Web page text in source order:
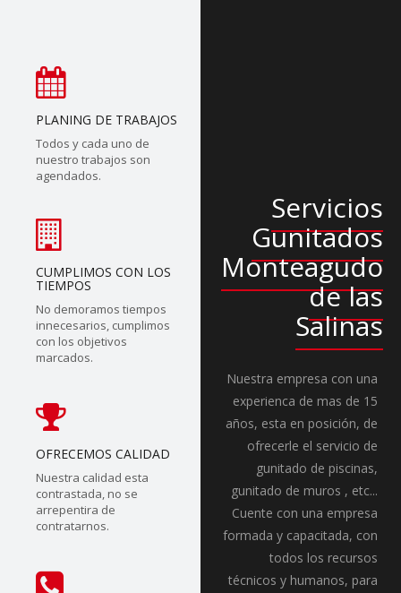
PLANING DE TRABAJOS
Todos y cada uno de
nuestro trabajos son
agendados.
CUMPLIMOS CON LOS
TIEMPOS
No demoramos tiempos
innecesarios, cumplimos
con los objetivos
marcados.
OFRECEMOS CALIDAD
Nuestra calidad esta
contrastada, no se
arrepentira de
contratarnos.
Servicios
Gunitados
Monteagudo
de las
Salinas
Nuestra empresa con una
experienca de mas de 15
años, esta en posición, de
ofrecerle el servicio de
gunitado de piscinas,
gunitado de muros , etc...
Cuente con una empresa
formada y capacitada, con
todos los recursos
técnicos y humanos, para